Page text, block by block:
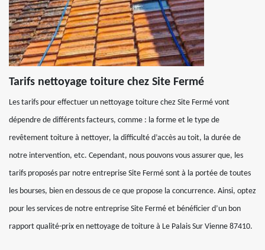
Tarifs nettoyage toiture chez Site Fermé
Les tarifs pour effectuer un nettoyage toiture chez Site Fermé vont
dépendre de différents facteurs, comme : la forme et le type de
revêtement toiture à nettoyer, la difficulté d’accès au toit, la durée de
notre intervention, etc. Cependant, nous pouvons vous assurer que, les
tarifs proposés par notre entreprise Site Fermé sont à la portée de toutes
les bourses, bien en dessous de ce que propose la concurrence. Ainsi, optez
pour les services de notre entreprise Site Fermé et bénéficier d’un bon
rapport qualité-prix en nettoyage de toiture à Le Palais Sur Vienne 87410.